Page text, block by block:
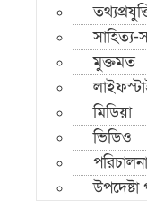
সাহিত্য-
মুক্তমত
মিডিয়া
ভিডিও